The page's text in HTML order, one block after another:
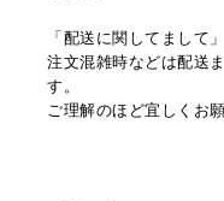
「配送に関してまして」
注文混雑時などは配送
す。
ご理解のほど宜しくお